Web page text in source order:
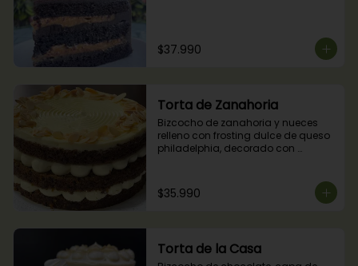
$37.990
Torta de Zanahoria
Bizcocho de zanahoria y nueces
relleno con frosting dulce de queso
philadelphia, decorado con
$35.990
Torta de la Casa